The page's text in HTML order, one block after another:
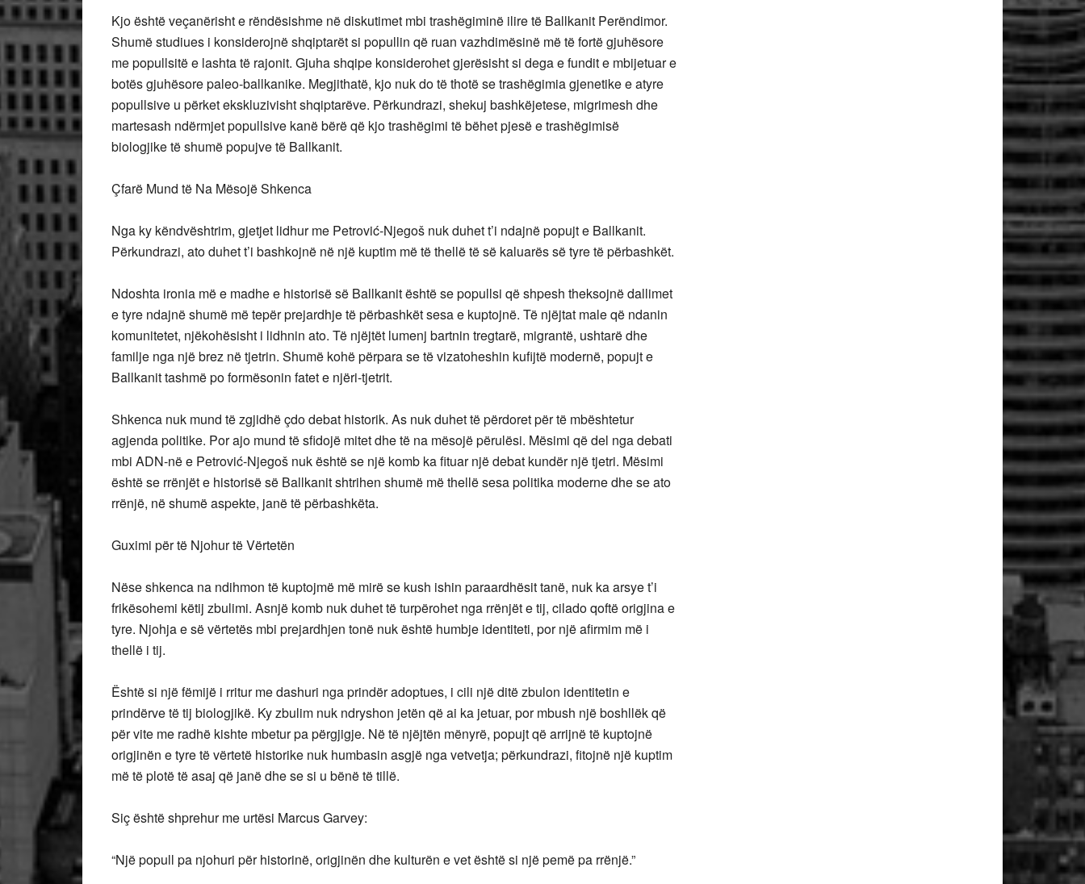
Kjo është veçanërisht e rëndësishme në diskutimet mbi trashëgiminë ilire të Ballkanit Perëndimor.
Shumë studiues i konsiderojnë shqiptarët si popullin që ruan vazhdimësinë më të fortë gjuhësore
me popullsitë e lashta të rajonit. Gjuha shqipe konsiderohet gjerësisht si dega e fundit e mbijetuar e
botës gjuhësore paleo-ballkanike. Megjithatë, kjo nuk do të thotë se trashëgimia gjenetike e atyre
popullsive u përket ekskluzivisht shqiptarëve. Përkundrazi, shekuj bashkëjetese, migrimesh dhe
martesash ndërmjet popullsive kanë bërë që kjo trashëgimi të bëhet pjesë e trashëgimisë
biologjike të shumë popujve të Ballkanit.
Çfarë Mund të Na Mësojë Shkenca
Nga ky këndvështrim, gjetjet lidhur me Petrović-Njegoš nuk duhet t’i ndajnë popujt e Ballkanit.
Përkundrazi, ato duhet t’i bashkojnë në një kuptim më të thellë të së kaluarës së tyre të përbashkët.
Ndoshta ironia më e madhe e historisë së Ballkanit është se popullsi që shpesh theksojnë dallimet
e tyre ndajnë shumë më tepër prejardhje të përbashkët sesa e kuptojnë. Të njëjtat male që ndanin
komunitetet, njëkohësisht i lidhnin ato. Të njëjtët lumenj bartnin tregtarë, migrantë, ushtarë dhe
familje nga një brez në tjetrin. Shumë kohë përpara se të vizatoheshin kufijtë modernë, popujt e
Ballkanit tashmë po formësonin fatet e njëri-tjetrit.
Shkenca nuk mund të zgjidhë çdo debat historik. As nuk duhet të përdoret për të mbështetur
agjenda politike. Por ajo mund të sfidojë mitet dhe të na mësojë përulësi. Mësimi që del nga debati
mbi ADN-në e Petrović-Njegoš nuk është se një komb ka fituar një debat kundër një tjetri. Mësimi
është se rrënjët e historisë së Ballkanit shtrihen shumë më thellë sesa politika moderne dhe se ato
rrënjë, në shumë aspekte, janë të përbashkëta.
Guximi për të Njohur të Vërtetën
Nëse shkenca na ndihmon të kuptojmë më mirë se kush ishin paraardhësit tanë, nuk ka arsye t’i
frikësohemi këtij zbulimi. Asnjë komb nuk duhet të turpërohet nga rrënjët e tij, cilado qoftë origjina e
tyre. Njohja e së vërtetës mbi prejardhjen tonë nuk është humbje identiteti, por një afirmim më i
thellë i tij.
Është si një fëmijë i rritur me dashuri nga prindër adoptues, i cili një ditë zbulon identitetin e
prindërve të tij biologjikë. Ky zbulim nuk ndryshon jetën që ai ka jetuar, por mbush një boshllëk që
për vite me radhë kishte mbetur pa përgjigje. Në të njëjtën mënyrë, popujt që arrijnë të kuptojnë
origjinën e tyre të vërtetë historike nuk humbasin asgjë nga vetvetja; përkundrazi, fitojnë një kuptim
më të plotë të asaj që janë dhe se si u bënë të tillë.
Siç është shprehur me urtësi Marcus Garvey:
“Një popull pa njohuri për historinë, origjinën dhe kulturën e vet është si një pemë pa rrënjë.”